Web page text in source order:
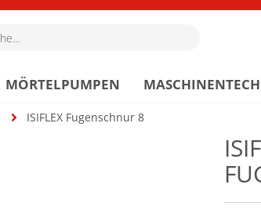
MÖRTELPUMPEN
ISIFLEX Fugenschnur 8